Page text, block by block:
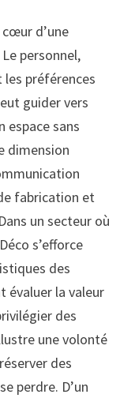
d’une
personnel,
préférences
guider vers
espace sans
dimension
fabrication et
un secteur où
s’efforce
des
évaluer la valeur
des
une volonté
des
perdre. D’un